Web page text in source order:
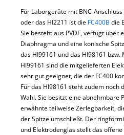
Für Laborgeräte mit BNC-Anschluss
oder das HI2211 ist die FC400B die
Sie besteht aus PVDF, verfügt über
Diaphragma und eine konische
das HI99161 und das HI98161 bzw.
HI99161 sind die mitgelieferten
sehr gut geeignet, die der FC400
Für das HI98161 steht zudem noch
Wahl. Sie besitzt eine abnehmbare
erwähnte teilweise Zerlegbarkeit,
der Spitze umschließt. Der
und Elektrodenglas stellt das